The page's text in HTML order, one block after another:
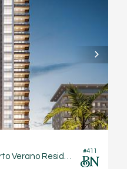
#411
Apartamento no Edifício Porto Verano Residencial